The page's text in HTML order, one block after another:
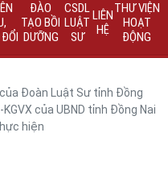
ĐÀO
TẠO BỒI
DƯỠNG
CSDL
LUẬT
SƯ
LIÊN
HỆ
THƯ VIỆN
HOẠT
ĐỘNG
Đoàn Luật Sư tỉnh Đồng
của UBND tỉnh Đồng Nai
hiện